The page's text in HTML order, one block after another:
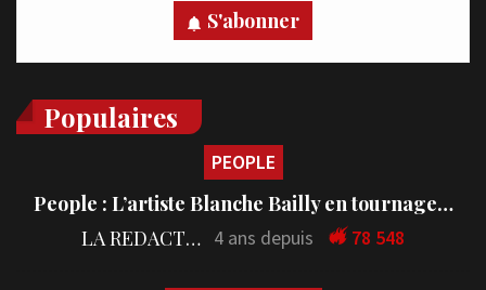
S'abonner
Populaires
PEOPLE
People : L’artiste Blanche Bailly en tournage…
LA REDACTION 4 ans depuis 78 548